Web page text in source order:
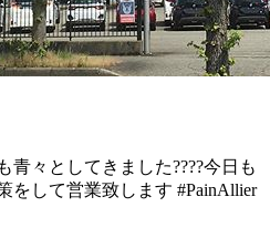
青々としてきました????今日も
をして営業致します️ #PainAllier